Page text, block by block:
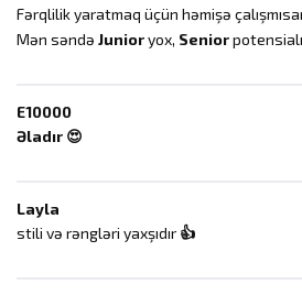
Fərqlilik yaratmaq üçün həmişə
Mən səndə Junioryox, Senior
E10000
Əladır 😍
Layla
stili və rəngləri yaxşıdır 👍️